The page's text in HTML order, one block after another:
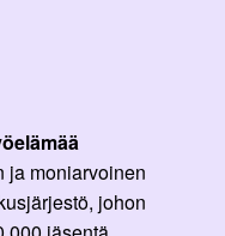
ja moniarvoinen
johon